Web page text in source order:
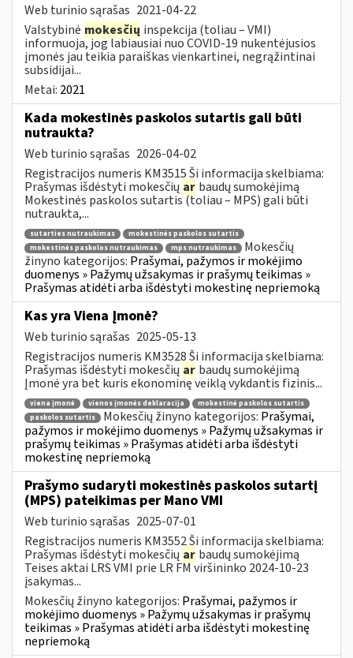
Web turinio sąrašas 2021-04-22
Valstybinė mokesčių inspekcija (toliau – VMI)
informuoja, jog labiausiai nuo COVID-19 nukentėjusios
įmonės jau teikia paraiškas vienkartinei, negrąžintinai
subsidijai...
Metai: 2021
Kada mokestinės paskolos sutartis gali būti
nutraukta?
Web turinio sąrašas 2026-04-02
Registracijos numeris KM3515 Ši informacija skelbiama:
Prašymas išdėstyti mokesčių ar baudų sumokėjimą
Mokestinės paskolos sutartis (toliau – MPS) gali būti
nutraukta,...
sutarties nutraukimas
mokestinės paskolos sutartis
mokestinės paskolos nutraukimas
mps nutraukimas
Mokesčių
žinyno kategorijos: Prašymai, pažymos ir mokėjimo
duomenys » Pažymų užsakymas ir prašymų teikimas »
Prašymas atidėti arba išdėstyti mokestinę nepriemoką
Kas yra Viena Įmonė?
Web turinio sąrašas 2025-05-13
Registracijos numeris KM3528 Ši informacija skelbiama:
Prašymas išdėstyti mokesčių ar baudų sumokėjimą
Įmonė yra bet kuris ekonominę veiklą vykdantis fizinis...
viena įmonė vienos įmonės deklaracija
mokestinė paskolos sutartis
paskolos sutartis
Mokesčių žinyno kategorijos: Prašymai,
pažymos ir mokėjimo duomenys » Pažymų užsakymas ir
prašymų teikimas » Prašymas atidėti arba išdėstyti
mokestinę nepriemoką
Prašymo sudaryti mokestinės paskolos sutartį
(MPS) pateikimas per Mano VMI
Web turinio sąrašas 2025-07-01
Registracijos numeris KM3552 Ši informacija skelbiama:
Prašymas išdėstyti mokesčių ar baudų sumokėjimą
Teises aktai LRS VMI prie LR FM viršininko 2024-10-23
įsakymas...
Mokesčių žinyno kategorijos: Prašymai, pažymos ir
mokėjimo duomenys » Pažymų užsakymas ir prašymų
teikimas » Prašymas atidėti arba išdėstyti mokestinę
nepriemoką